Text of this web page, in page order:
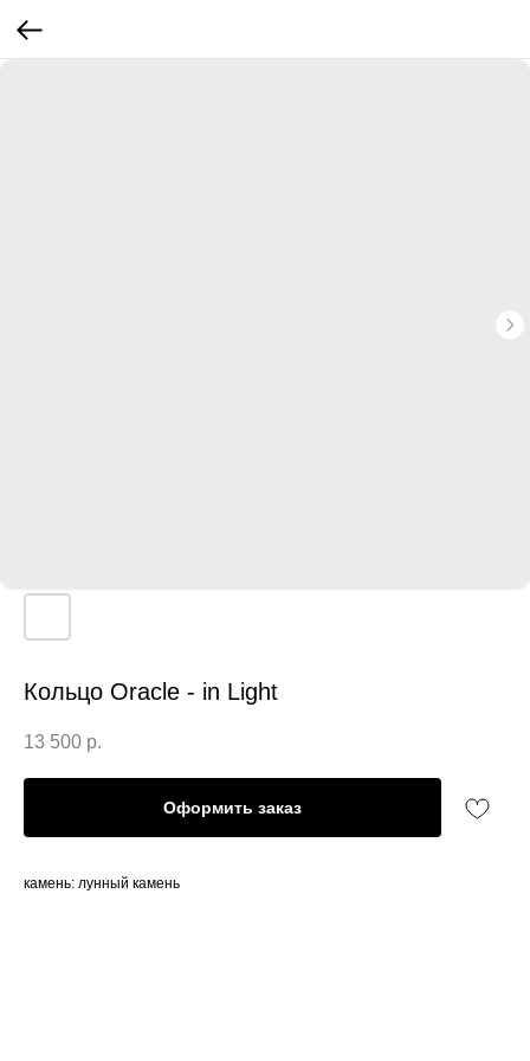
Кольцо Oracle - in Light
13 500 р.
Оформить заказ
камень: лунный камень